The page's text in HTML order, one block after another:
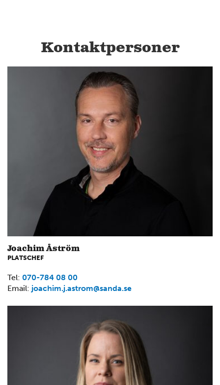
Kontaktpersoner
Joachim Åström
PLATSCHEF
Tel: 070-784 08 00
Email: joachim.j.astrom@sanda.se